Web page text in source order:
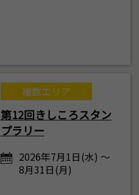
複数エリア
第12回きしころスタン
プラリー
2026年7月1日(水) ～
8月31日(月)